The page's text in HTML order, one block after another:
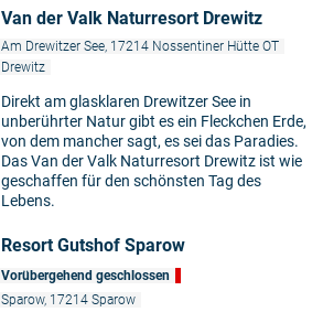
Van der Valk Naturresort Drewitz
Am Drewitzer See, 17214 Nossentiner Hütte OT
Drewitz
Direkt am glasklaren Drewitzer See in
unberührter Natur gibt es ein Fleckchen Erde,
von dem mancher sagt, es sei das Paradies.
Das Van der Valk Naturresort Drewitz ist wie
geschaffen für den schönsten Tag des
Lebens.
Resort Gutshof Sparow
Vorübergehend geschlossen
Sparow, 17214 Sparow